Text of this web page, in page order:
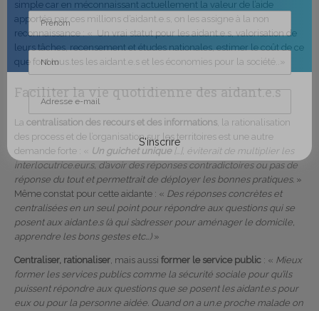
simple car en méconnaissant actuellement la valeur de l’aide
apportée par ces millions d’aidant.e.s, on les assigne à la non
reconnaissance : « Un vrai statut pour les aidant.e.s, valorisation de
leurs tâches, recensement et études nationales, estimer le coût de ce
que font tous.tes les aidant.e.s et les économies pour la société..»
Faciliter la vie quotidienne des aidant.e.s
La centralisation des recours et des informations, la rationalisation
des process et de l’organisation sur les territoires est une autre
demande forte : « Un guichet unique[…], éviterait de multiplier les
interlocutrice.eur.s, d’avoir des réponses contradictoires ou pas de
réponse du tout et permettrait de déployer les bonnes pratiques. »
Même constat pour cette aidante : « Des réponses concrètes et
centralisées en un seul point pour répondre aux questions qui se
posent aux aidant.e.s (à qui s’adresser pour aménager le domicile,
apprendre les bons gestes etc…) »
Centraliser, rationaliser, mais aussi former le service public : « Mieux
former les services publics comme la sécurité sociale pour qu’ils
puissent répondre aux questions que se posent les aidant.e.s pour
eux ou pour la personne aidée. Quand on a un.e proche malade on